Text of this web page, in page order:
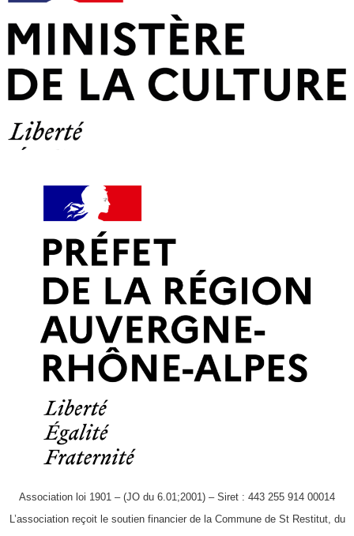
Association loi 1901 – (JO du 6.01;2001) – Siret : 443 255 914 00014
L’association reçoit le soutien financier de la Commune de St Restitut, du